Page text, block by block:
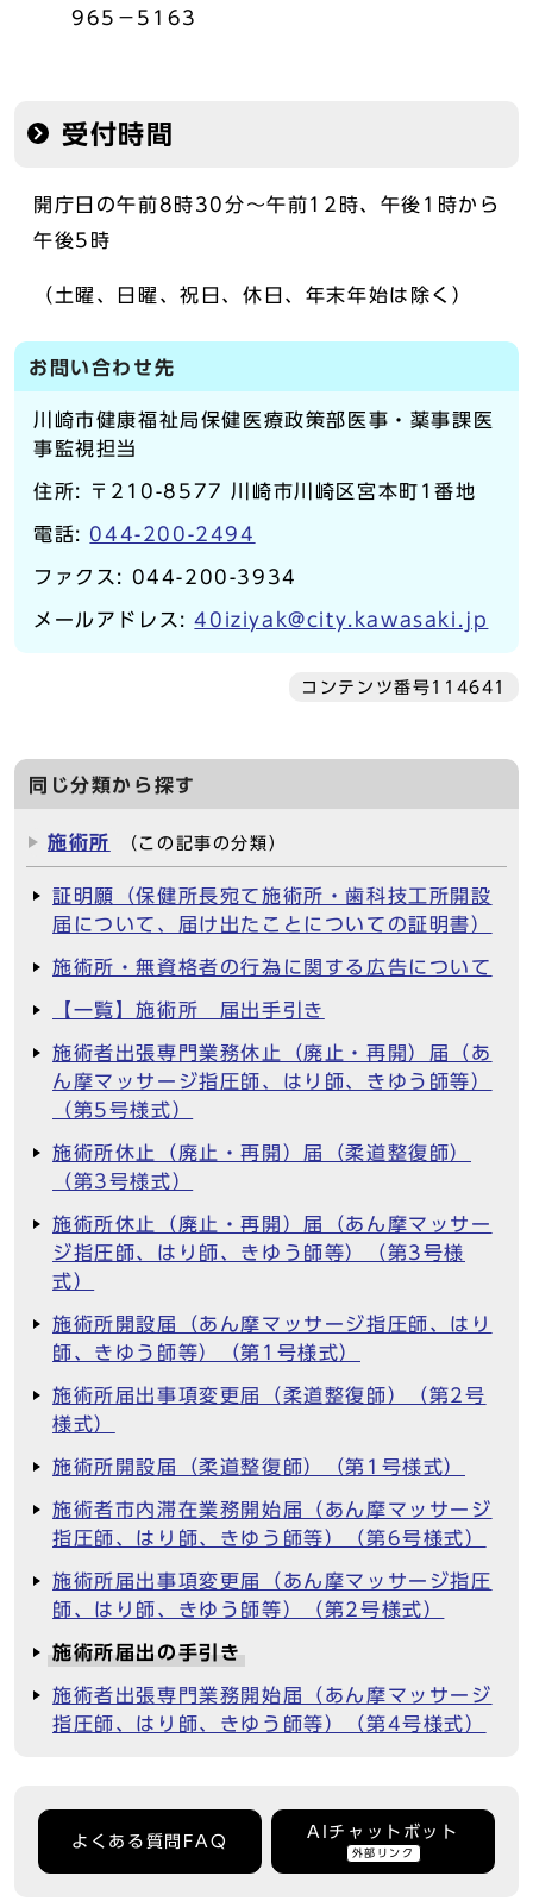
965－5163
受付時間
開庁日の午前8時30分～午前12時、午後1時から
午後5時
（土曜、日曜、祝日、休日、年末年始は除く）
お問い合わせ先
川崎市健康福祉局保健医療政策部医事・薬事課医
事監視担当
住所: 〒210-8577 川崎市川崎区宮本町1番地
電話: 044-200-2494
ファクス: 044-200-3934
メールアドレス:40iziyak@city.kawasaki.jp
コンテンツ番号114641
同じ分類から探す
施術所 （この記事の分類）
証明願（保健所長宛て施術所・歯科技工所開設
届について、届け出たことについての証明書）
施術所・無資格者の行為に関する広告について
【一覧】施術所 届出手引き
施術者出張専門業務休止（廃止・再開）届（あ
ん摩マッサージ指圧師、はり師、きゆう師等）
（第5号様式）
施術所休止（廃止・再開）届（柔道整復師）
（第3号様式）
施術所休止（廃止・再開）届（あん摩マッサー
ジ指圧師、はり師、きゆう師等）（第3号様
式）
施術所開設届（あん摩マッサージ指圧師、はり
師、きゆう師等）（第1号様式）
施術所届出事項変更届（柔道整復師）（第2号
様式）
施術所開設届（柔道整復師）（第1号様式）
施術者市内滞在業務開始届（あん摩マッサージ
指圧師、はり師、きゆう師等）（第6号様式）
施術所届出事項変更届（あん摩マッサージ指圧
師、はり師、きゆう師等）（第2号様式）
施術所届出の手引き
施術者出張専門業務開始届（あん摩マッサージ
指圧師、はり師、きゆう師等）（第4号様式）
よくある質問FAQ
AIチャットボット
外部リンク